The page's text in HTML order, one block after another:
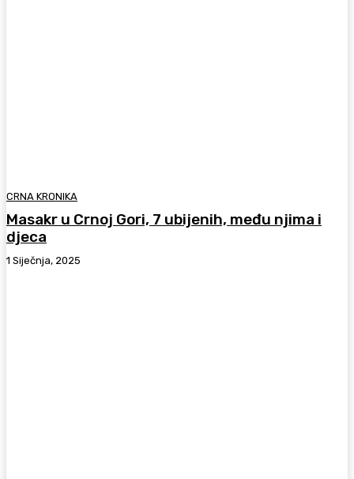
CRNA KRONIKA
Masakr u Crnoj Gori, 7 ubijenih, među njima i
djeca
1 Siječnja, 2025